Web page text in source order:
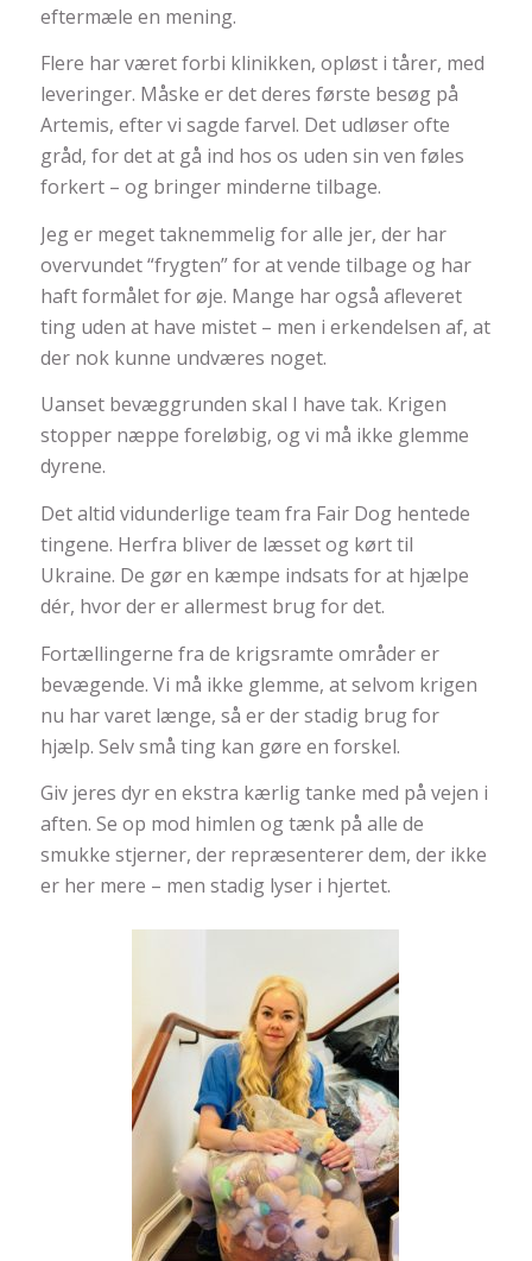
eftermæle en mening.
Flere har været forbi klinikken, opløst i tårer, med
leveringer. Måske er det deres første besøg på
Artemis, efter vi sagde farvel. Det udløser ofte
gråd, for det at gå ind hos os uden sin ven føles
forkert – og bringer minderne tilbage.
Jeg er meget taknemmelig for alle jer, der har
overvundet “frygten” for at vende tilbage og har
haft formålet for øje. Mange har også afleveret
ting uden at have mistet – men i erkendelsen af, at
der nok kunne undværes noget.
Uanset bevæggrunden skal I have tak. Krigen
stopper næppe foreløbig, og vi må ikke glemme
dyrene.
Det altid vidunderlige team fra Fair Dog hentede
tingene. Herfra bliver de læsset og kørt til
Ukraine. De gør en kæmpe indsats for at hjælpe
dér, hvor der er allermest brug for det.
Fortællingerne fra de krigsramte områder er
bevægende. Vi må ikke glemme, at selvom krigen
nu har varet længe, så er der stadig brug for
hjælp. Selv små ting kan gøre en forskel.
Giv jeres dyr en ekstra kærlig tanke med på vejen i
aften. Se op mod himlen og tænk på alle de
smukke stjerner, der repræsenterer dem, der ikke
er her mere – men stadig lyser i hjertet.